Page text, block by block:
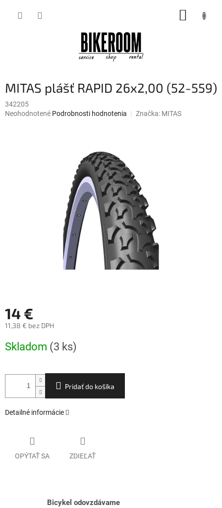
MITAS plášť RAPID 26x2,00 (52-559)
342205
Priemerné
Neohodnotené Podrobnosti hodnotenia Značka: MITAS
14 €
11,38 € bez DPH
cena:
Skladom (3 ks)
Pridať do košíka
Detailné informácie
OPÝTAŤ SA ZDIEĽAŤ
Bicykel odovzdávame